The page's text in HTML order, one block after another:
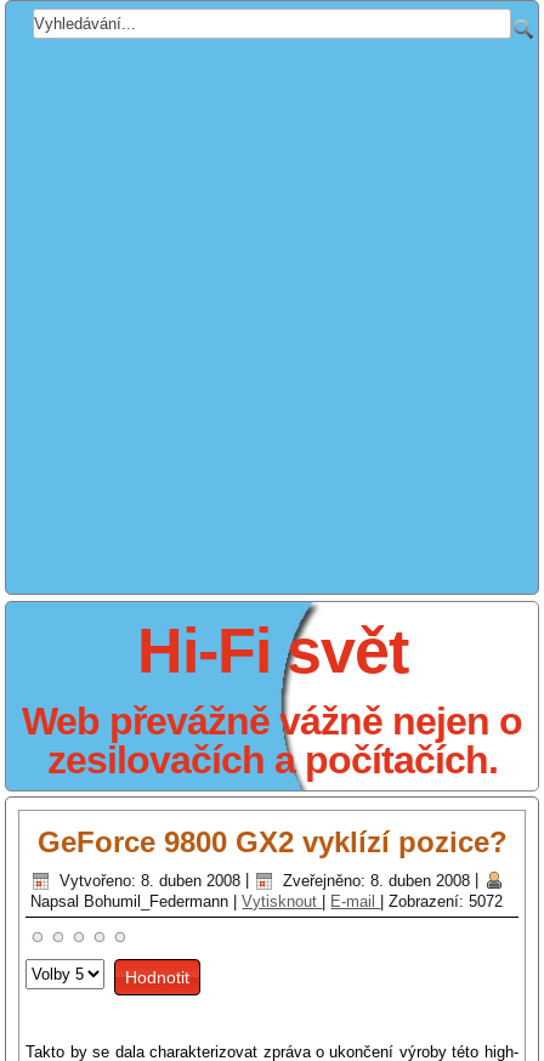
Hi-Fi svět
Web převážně vážně nejen o
zesilovačích a počítačích.
GeForce 9800 GX2 vyklízí pozice?
Vytvořeno: 8. duben 2008 Zveřejněno: 8. duben 2008
Napsal Bohumil_Federmann |Vytisknout E-mail |Zobrazení: 5072
Hodnoťte
prosím
Takto by se dala charakterizovat zpráva o ukončení výroby této high-